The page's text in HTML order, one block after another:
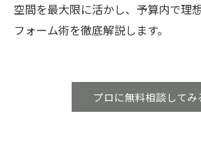
空間を最大限に活かし、予算内で理
フォーム術を徹底解説します。
プロに無料相談してみ